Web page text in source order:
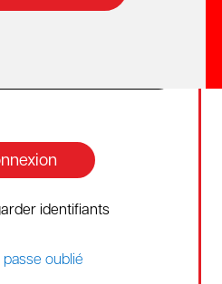
identifiants
passe oublié